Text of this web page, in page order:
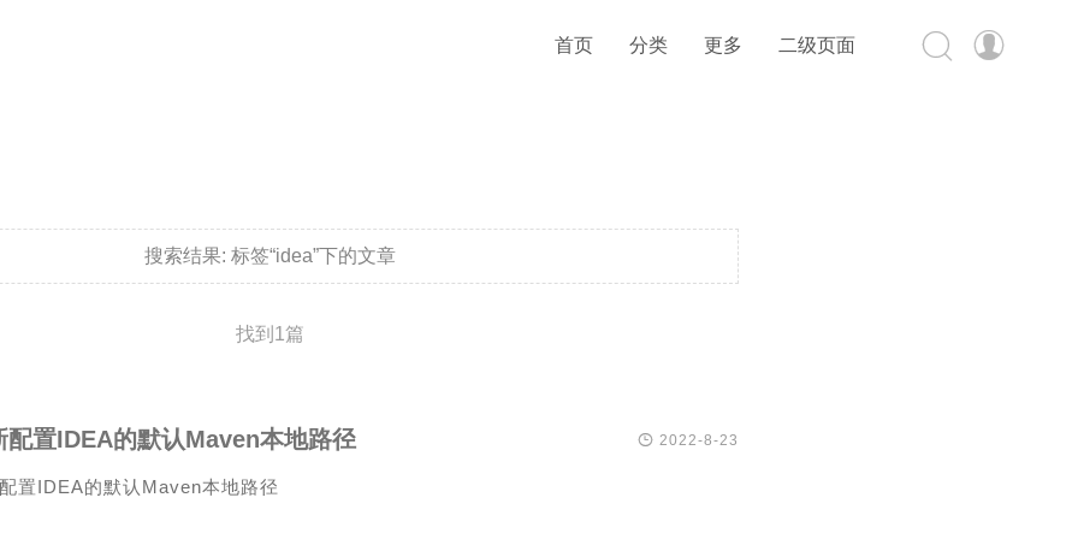


首页 分类 更多 二级页面
搜索结果: 标签“idea”下的文章
找到1篇
配置IDEA的默认Maven本地路径  2022-8-23
置IDEA的默认Maven本地路径